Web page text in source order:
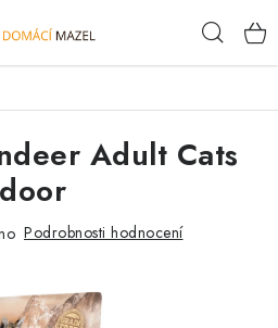
Adult Cats
Podrobnosti hodnocení